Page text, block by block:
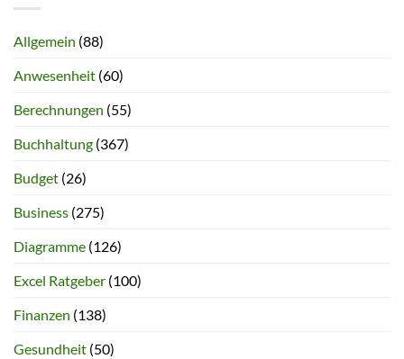
Allgemein (88)
Anwesenheit (60)
Berechnungen (55)
Buchhaltung (367)
Budget (26)
Business (275)
Diagramme (126)
Excel Ratgeber (100)
Finanzen (138)
Gesundheit (50)